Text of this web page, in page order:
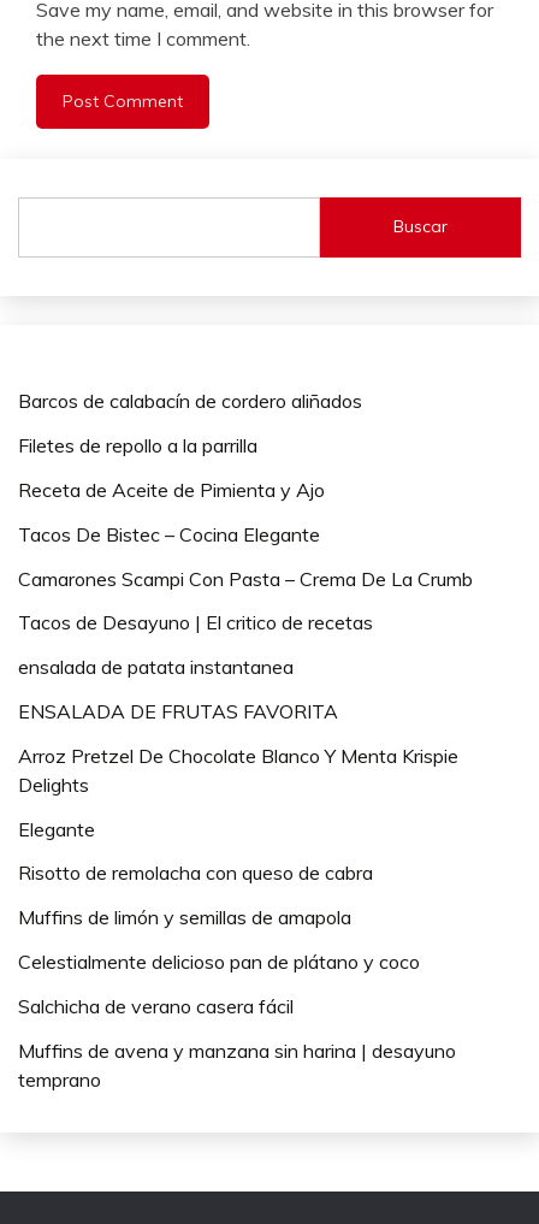
Save my name, email, and website in this browser for
the next time I comment.
Buscar
Barcos de calabacín de cordero aliñados
Filetes de repollo a la parrilla
Receta de Aceite de Pimienta y Ajo
Tacos De Bistec – Cocina Elegante
Camarones Scampi Con Pasta – Crema De La Crumb
Tacos de Desayuno | El critico de recetas
ensalada de patata instantanea
ENSALADA DE FRUTAS FAVORITA
Arroz Pretzel De Chocolate Blanco Y Menta Krispie
Delights
Elegante
Risotto de remolacha con queso de cabra
Muffins de limón y semillas de amapola
Celestialmente delicioso pan de plátano y coco
Salchicha de verano casera fácil
Muffins de avena y manzana sin harina | desayuno
temprano